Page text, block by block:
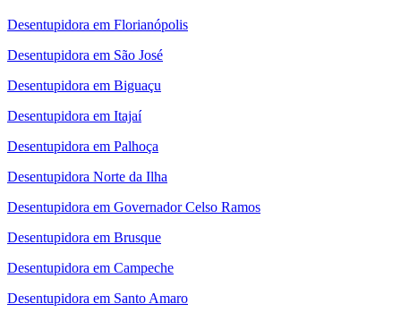
Desentupidora em Florianópolis
Desentupidora em São José
Desentupidora em Biguaçu
Desentupidora em Itajaí
Desentupidora em Palhoça
Desentupidora Norte da Ilha
Desentupidora em Governador Celso Ramos
Desentupidora em Brusque
Desentupidora em Campeche
Desentupidora em Santo Amaro